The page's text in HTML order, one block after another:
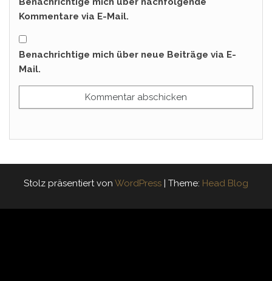
Kommentare via E-Mail.
Benachrichtige mich über neue Beiträge via E-
Mail.
Stolz präsentiert von WordPress Theme: Head Blog